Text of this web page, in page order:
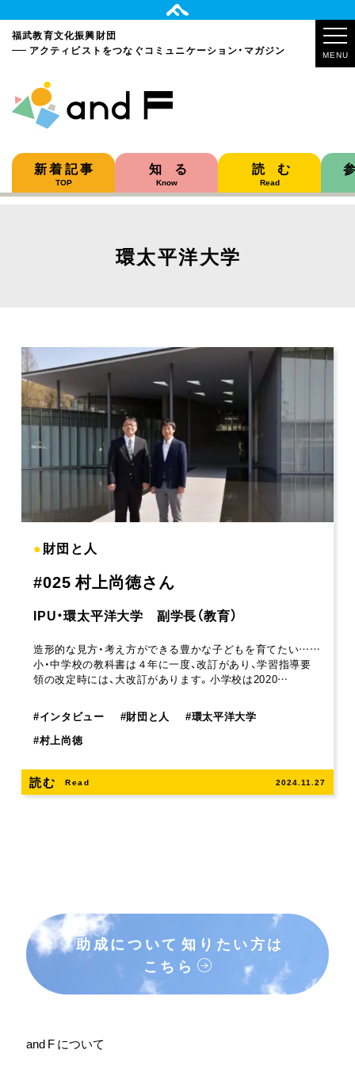
福武教育文化振興財団
アクティビストをつなぐコミュニケーション・マガジン MENU
新着記事
TOP
知る
Know
読む
Read
環太平洋大学
●財団と人
#025 村上尚徳さん
IPU・環太平洋大学 副学長（教育）
造形的な見方・考え方ができる豊かな子どもを育てたい……
小・中学校の教科書は４年に一度、改訂があり、学習指導要
領の改定時には、大改訂があります。小学校は2020…
#インタビュー #財団と人 #環太平洋大学
#村上尚徳
読む Read 2024.11.27
助成について 知りたい方は
こちら
and F について